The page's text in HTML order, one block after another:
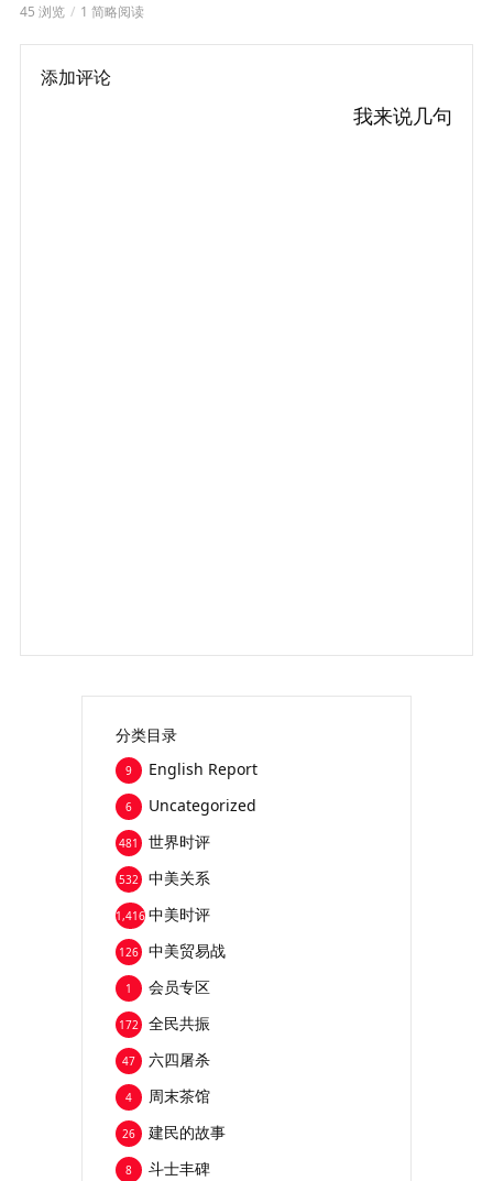
45 浏览 1 简略阅读
添加评论
我来说几句
分类目录
English Report
9
Uncategorized
6
世界时评
481
中美关系
532
中美时评
1,416
中美贸易战
126
会员专区
1
全民共振
172
六四屠杀
47
周末茶馆
4
建民的故事
26
斗士丰碑
8